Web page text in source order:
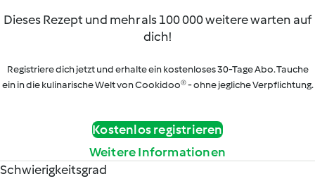
Dieses Rezept und mehr als 100 000 weitere warten auf
dich!
Registriere dich jetzt und erhalte ein kostenloses 30-Tage Abo. Tauche
ein in die kulinarische Welt von Cookidoo® - ohne jegliche Verpflichtung.
Kostenlos registrieren
Weitere Informationen
Schwierigkeitsgrad